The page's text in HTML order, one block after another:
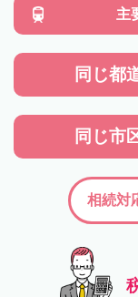
主
同じ都
同じ市
相続対